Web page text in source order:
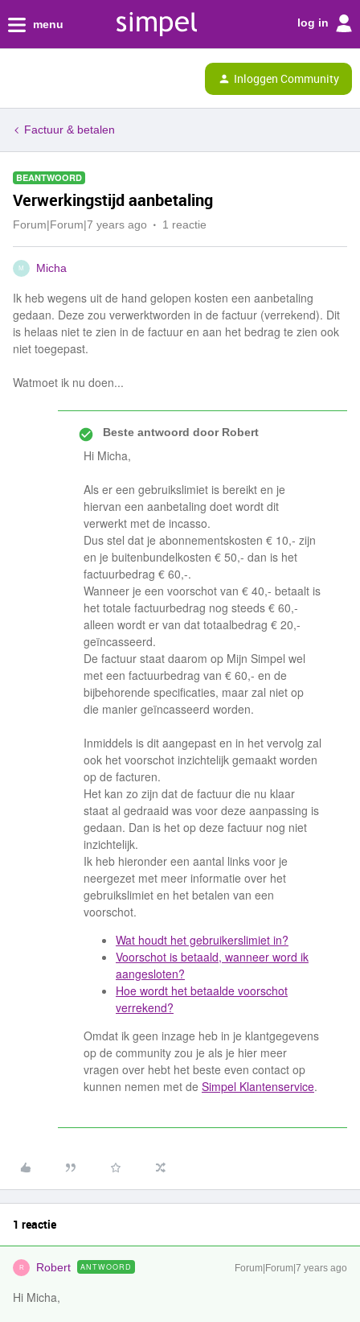
menu log in
Inloggen Community
Factuur & betalen
BEANTWOORD
Verwerkingstijd aanbetaling
Forum|Forum|7 years ago 1 reactie
M Micha
Ik heb wegens uit de hand gelopen kosten een aanbetaling
gedaan. Deze zou verwerktworden in de factuur (verrekend). Dit
is helaas niet te zien in de factuur en aan het bedrag te zien ook
niet toegepast.
Watmoet ik nu doen...
Beste antwoord doorRobert
Hi Micha,
Als er een gebruikslimiet is bereikt en je
hiervan een aanbetaling doet wordt dit
verwerkt met de incasso.
Dus stel dat je abonnementskosten € 10,- zijn
en je buitenbundelkosten € 50,- dan is het
factuurbedrag € 60,-.
Wanneer je een voorschot van € 40,- betaalt is
het totale factuurbedrag nog steeds € 60,-
alleen wordt er van dat totaalbedrag € 20,-
geïncasseerd.
De factuur staat daarom op Mijn Simpel wel
met een factuurbedrag van € 60,- en de
bijbehorende specificaties, maar zal niet op
die manier geïncasseerd worden.
Inmiddels is dit aangepast en in het vervolg zal
ook het voorschot inzichtelijk gemaakt worden
op de facturen.
Het kan zo zijn dat de factuur die nu klaar
staat al gedraaid was voor deze aanpassing is
gedaan. Dan is het op deze factuur nog niet
inzichtelijk.
Ik heb hieronder een aantal links voor je
neergezet met meer informatie over het
gebruikslimiet en het betalen van een
voorschot.
Wat houdt het gebruikerslimiet in?
Voorschot is betaald, wanneer word ik
aangesloten?
Hoe wordt het betaalde voorschot
verrekend?
Omdat ik geen inzage heb in je klantgegevens
op de community zou je als je hier meer
vragen over hebt het beste even contact op
kunnen nemen met de Simpel Klantenservice.
1 reactie
R Robert ANTWOORD Forum|Forum|7 years ago
Hi Micha,